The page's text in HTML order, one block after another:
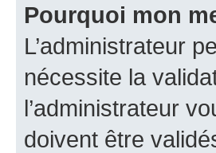
Pourquoi mon
L’administrateur
nécessite la
l’administrateur
doivent être